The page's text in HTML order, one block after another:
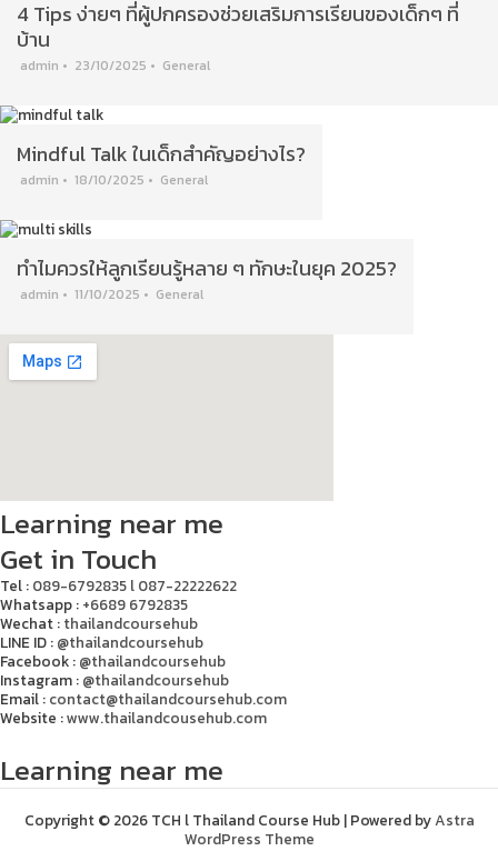
4 Tips ง่ายๆ ที่ผู้ปกครองช่วยเสริมการเรียนของเด็กๆ ที่
บ้าน
admin • 23/10/2025 • General
Mindful Talk ในเด็กสำคัญอย่างไร?
admin • 18/10/2025 • General
ทำไมควรให้ลูกเรียนรู้หลาย ๆ ทักษะในยุค 2025?
admin • 11/10/2025 • General
Learning near me
Get in Touch
Tel : 089-6792835 l 087-22222622
Whatsapp : +6689 6792835
Wechat : thailandcoursehub
LINE ID : @thailandcoursehub
Facebook : @thailandcoursehub
Instagram : @thailandcoursehub
Email : contact@thailandcoursehub.com
Website :www.thailandcousehub.com
Learning near me
Copyright © 2026 TCH l Thailand Course Hub | Powered byAstra
WordPress Theme